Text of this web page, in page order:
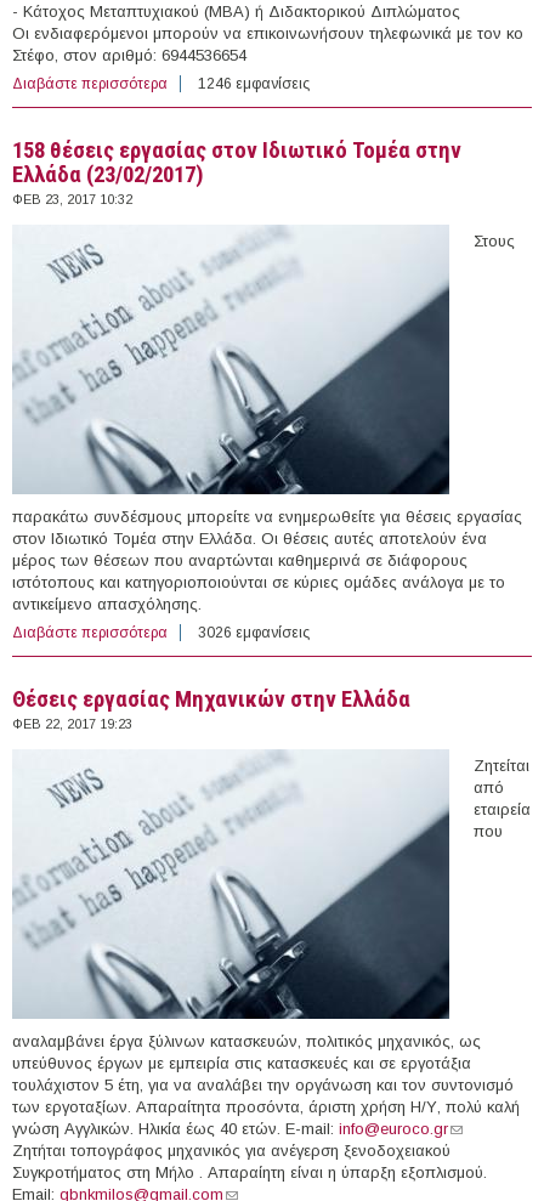
- Κάτοχος Μεταπτυχιακού (MBA) ή Διδακτορικού Διπλώματος
Οι ενδιαφερόμενοι μπορούν να επικοινωνήσουν τηλεφωνικά με τον κο
Στέφο, στον αριθμό: 6944536654
Διαβάστε περισσότερα για Θέση Διοίκησης Επιχείρησης στη Μυτιλήνη
1246 εμφανίσεις
158 θέσεις εργασίας στον Ιδιωτικό Τομέα στην
Ελλάδα (23/02/2017)
ΦΕΒ 23, 2017 10:32
Στους
παρακάτω συνδέσμους μπορείτε να ενημερωθείτε για θέσεις εργασίας
στον Ιδιωτικό Τομέα στην Ελλάδα. Οι θέσεις αυτές αποτελούν ένα
μέρος των θέσεων που αναρτώνται καθημερινά σε διάφορους
ιστότοπους και κατηγοριοποιούνται σε κύριες ομάδες ανάλογα με το
αντικείμενο απασχόλησης.
Διαβάστε περισσότερα για 158 θέσεις εργασίας στον Ιδιωτικό Τομέα στην
Ελλάδα (23/02/2017)
3026 εμφανίσεις
Θέσεις εργασίας Μηχανικών στην Ελλάδα
ΦΕΒ 22, 2017 19:23
Ζητείται
από
εταιρεία
που
αναλαμβάνει έργα ξύλινων κατασκευών, πολιτικός μηχανικός, ως
υπεύθυνος έργων με εμπειρία στις κατασκευές και σε εργοτάξια
τουλάχιστον 5 έτη, για να αναλάβει την οργάνωση και τον συντονισμό
των εργοταξίων. Απαραίτητα προσόντα, άριστη χρήση Η/Υ, πολύ καλή
γνώση Αγγλικών. Ηλικία έως 40 ετών. E-mail: info@euroco.gr(link sends e-
mail)
Ζητήται τοπογράφος μηχανικός για ανέγερση ξενοδοχειακού
Συγκροτήματος στη Μήλο . Απαραίητη είναι η ύπαρξη εξοπλισμού.
Email: gbnkmilos@gmail.com (link sends e-mail)